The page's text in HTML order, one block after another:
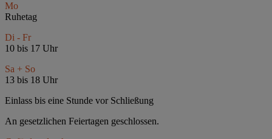
Mo
Ruhetag
Di - Fr
10 bis 17 Uhr
Sa + So
13 bis 18 Uhr
Einlass bis eine Stunde vor Schließung
An gesetzlichen Feiertagen geschlossen.